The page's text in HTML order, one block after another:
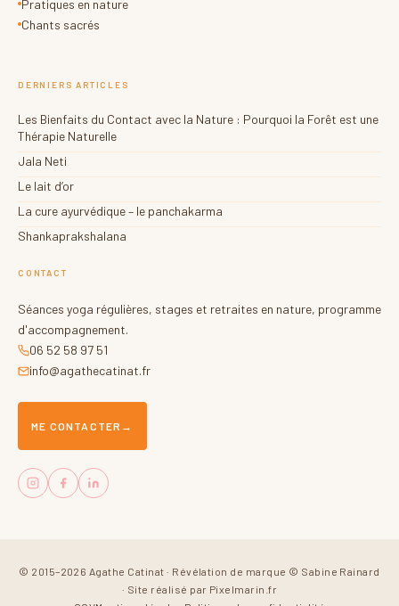
Pratiques en nature
Chants sacrés
DERNIERS ARTICLES
Les Bienfaits du Contact avec la Nature : Pourquoi la Forêt est une
Thérapie Naturelle
Jala Neti
Le lait d’or
La cure ayurvédique – le panchakarma
Shankaprakshalana
CONTACT
Séances yoga régulières, stages et retraites en nature, programme
d'accompagnement.
06 52 58 97 51
info@agathecatinat.fr
ME CONTACTER →
© 2015–2026 Agathe Catinat · Révélation de marque © Sabine Rainard
· Site réalisé par Pixelmarin.fr